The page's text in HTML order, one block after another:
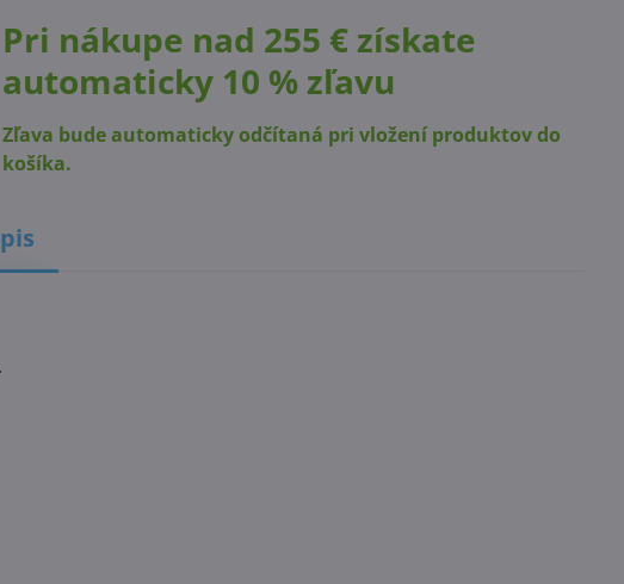
Pri nákupe nad 255 € získate
automaticky 10 % zľavu
Zľava bude automaticky odčítaná pri vložení produktov do
košíka.